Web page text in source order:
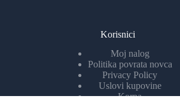
Korisnici
Moj nalog
Politika povrata novca
Privacy Policy
Uslovi kupovine
Korpa